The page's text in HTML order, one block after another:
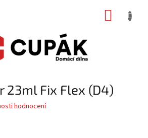
23ml Fix Flex (D4)
hodnocení